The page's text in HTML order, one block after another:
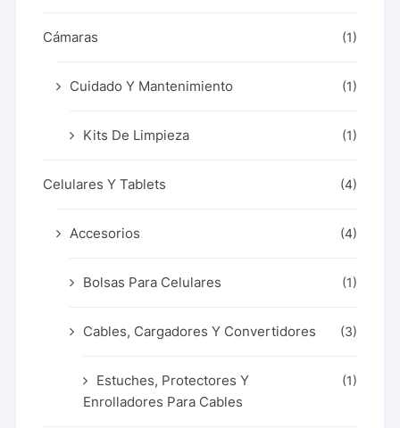
Cámaras (1)
Cuidado Y Mantenimiento (1)
Kits De Limpieza (1)
Celulares Y Tablets (4)
Accesorios (4)
Bolsas Para Celulares (1)
Cables, Cargadores Y Convertidores (3)
Estuches, Protectores Y
Enrolladores Para Cables
(1)